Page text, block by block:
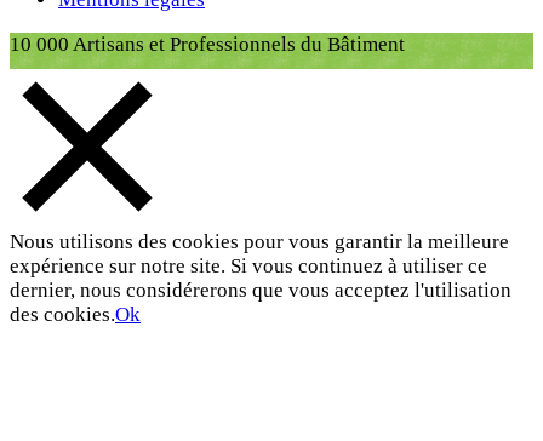
10 000 Artisans et Professionnels du Bâtiment
Nous utilisons des cookies pour vous garantir la meilleure
expérience sur notre site. Si vous continuez à utiliser ce
dernier, nous considérerons que vous acceptez l'utilisation
des cookies.Ok